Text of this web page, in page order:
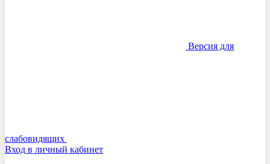
Версия для
слабовидящих
Вход в личный кабинет